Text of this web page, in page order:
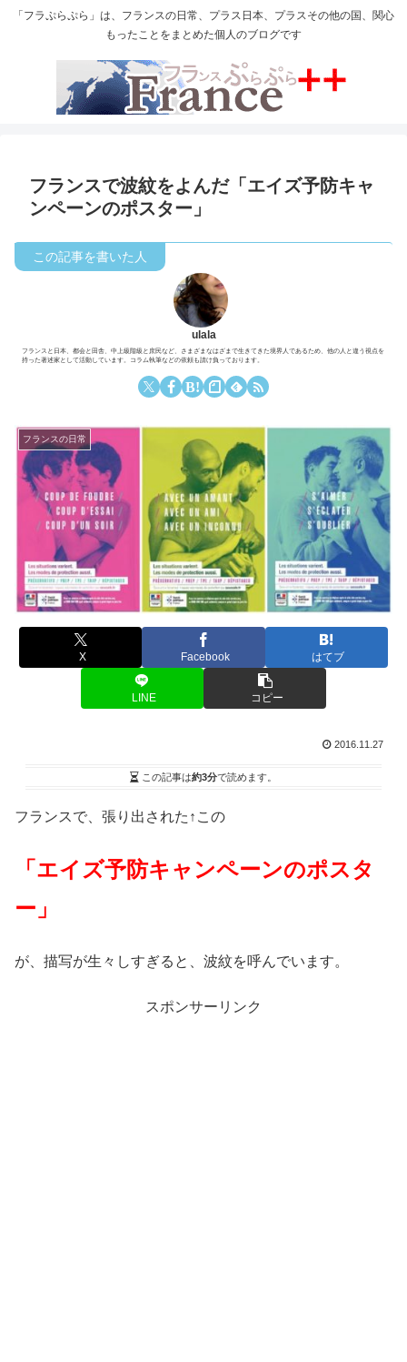
「フラぷらぷら」は、フランスの日常、プラス日本、プラスその他の国、関心
もったことをまとめた個人のブログです
フランスで波紋をよんだ「エイズ予防キャ
ンペーンのポスター」
ulala
フランスと日本、都会と田舎、中上級階級と庶民など、さまざまなはざまで生きてきた境界人であるため、他の人と違う視点を
持った著述家として活動しています。コラム執筆などの依頼も請け負っております。
フランスの日常
X Facebook はてブ
LINE コピー
2016.11.27
この記事は約3分で読めます。
フランスで、張り出された↑この
「エイズ予防キャンペーンのポスタ
ー」
が、描写が生々しすぎると、波紋を呼んでいます。
スポンサーリンク